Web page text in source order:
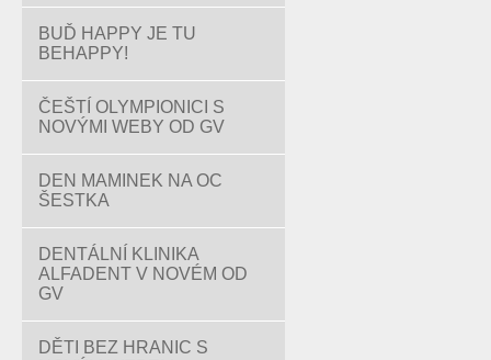
BUĎ HAPPY JE TU
BEHAPPY!
ČEŠTÍ OLYMPIONICI S
NOVÝMI WEBY OD GV
DEN MAMINEK NA OC
ŠESTKA
DENTÁLNÍ KLINIKA
ALFADENT V NOVÉM OD
GV
DĚTI BEZ HRANIC S